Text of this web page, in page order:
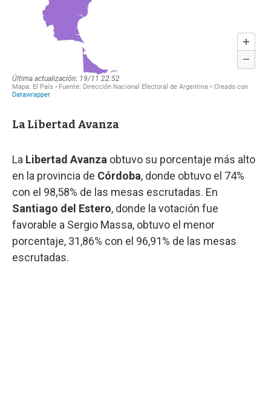
La Libertad Avanza
La Libertad Avanza obtuvo su porcentaje más alto
en la provincia de Córdoba, donde obtuvo el 74%
con el 98,58% de las mesas escrutadas. En
Santiago del Estero, donde la votación fue
favorable a Sergio Massa, obtuvo el menor
porcentaje, 31,86% con el 96,91% de las mesas
escrutadas.